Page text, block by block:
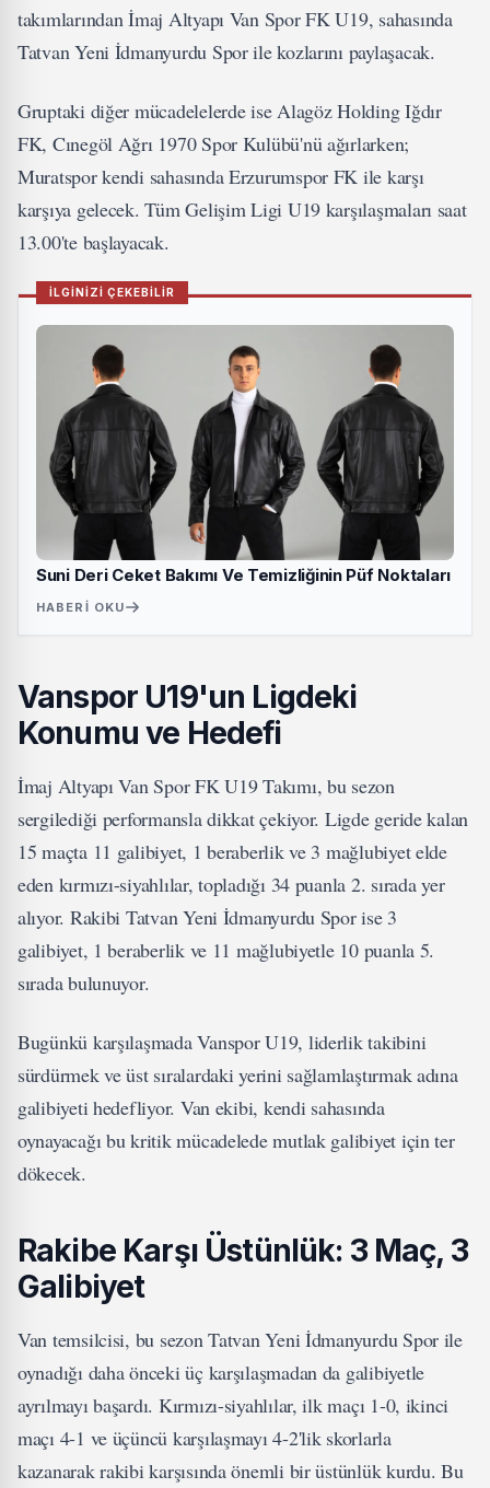
takımlarından İmaj Altyapı Van Spor FK U19, sahasında
Tatvan Yeni İdmanyurdu Spor ile kozlarını paylaşacak.
Gruptaki diğer mücadelelerde ise Alagöz Holding Iğdır
FK, Cınegöl Ağrı 1970 Spor Kulübü'nü ağırlarken;
Muratspor kendi sahasında Erzurumspor FK ile karşı
karşıya gelecek. Tüm Gelişim Ligi U19 karşılaşmaları saat
13.00'te başlayacak.
İLGİNİZİ ÇEKEBİLİR
Suni Deri Ceket Bakımı Ve Temizliğinin Püf Noktaları
HABERI OKU
Vanspor U19'un Ligdeki
Konumu ve Hedefi
İmaj Altyapı Van Spor FK U19 Takımı, bu sezon
sergilediği performansla dikkat çekiyor. Ligde geride kalan
15 maçta 11 galibiyet, 1 beraberlik ve 3 mağlubiyet elde
eden kırmızı-siyahlılar, topladığı 34 puanla 2. sırada yer
alıyor. Rakibi Tatvan Yeni İdmanyurdu Spor ise 3
galibiyet, 1 beraberlik ve 11 mağlubiyetle 10 puanla 5.
sırada bulunuyor.
Bugünkü karşılaşmada Vanspor U19, liderlik takibini
sürdürmek ve üst sıralardaki yerini sağlamlaştırmak adına
galibiyeti hedefliyor. Van ekibi, kendi sahasında
oynayacağı bu kritik mücadelede mutlak galibiyet için ter
dökecek.
Rakibe Karşı Üstünlük: 3 Maç, 3
Galibiyet
Van temsilcisi, bu sezon Tatvan Yeni İdmanyurdu Spor ile
oynadığı daha önceki üç karşılaşmadan da galibiyetle
ayrılmayı başardı. Kırmızı-siyahlılar, ilk maçı 1-0, ikinci
maçı 4-1 ve üçüncü karşılaşmayı 4-2'lik skorlarla
kazanarak rakibi karşısında önemli bir üstünlük kurdu. Bu